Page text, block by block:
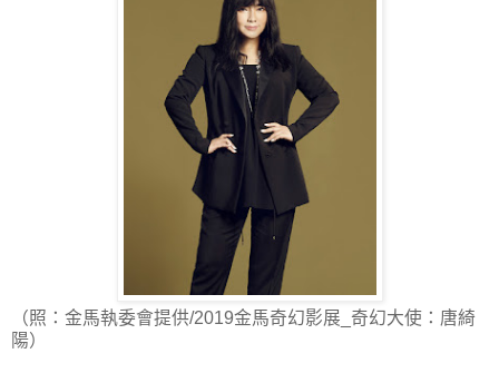
（照：金馬執委會提供/2019金馬奇幻影展_奇幻大使：唐綺
陽）